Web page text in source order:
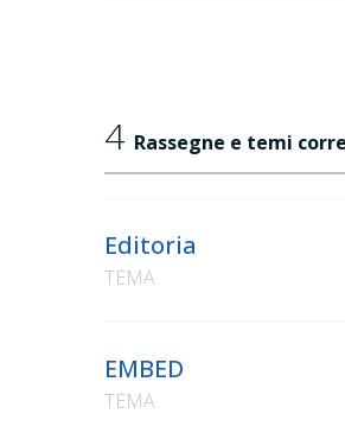
4 Rassegne e temi
Editoria
TEMA
EMBED
TEMA